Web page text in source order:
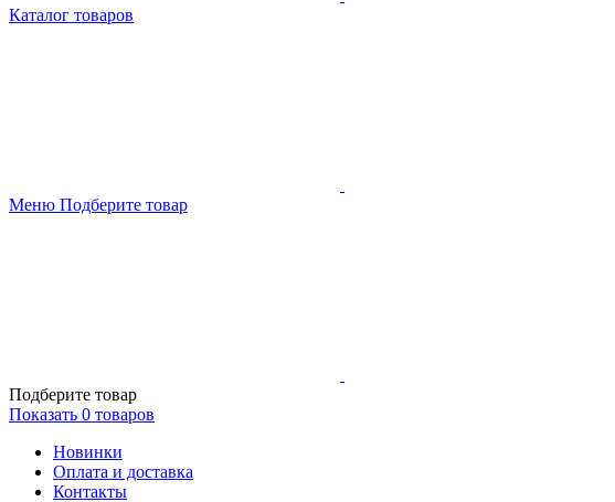
Каталог товаров
Меню Подберите товар
Подберите товар
Показать 0 товаров
Новинки
Оплата и доставка
Контакты